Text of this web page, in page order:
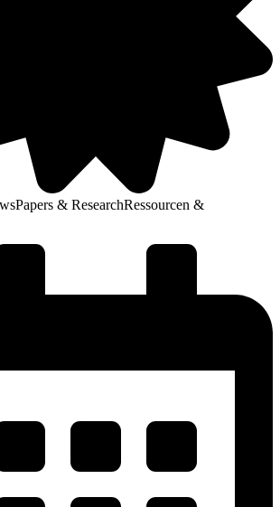
Papers & ResearchRessourcen &